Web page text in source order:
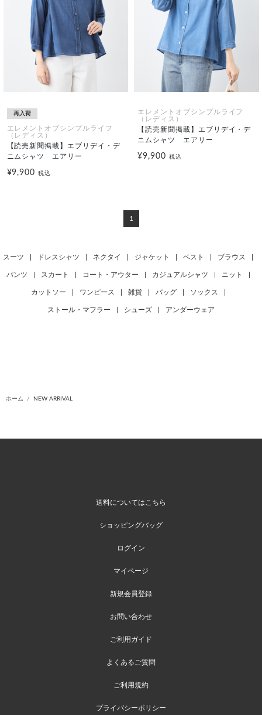
再入荷
エレメントオブシンプルライフ
（レディス）
【読売新聞掲載】エブリデイ・デ
ニムシャツ エアリー
¥9,900税込
エレメントオブシンプルライフ
（レディス）
【読売新聞掲載】エブリデイ・デ
ニムシャツ エアリー
¥9,900 税込
1
スーツ ドレスシャツ ネクタイ ジャケット ベスト ブラウス
パンツ スカート コート・アウター カジュアルシャツ ニット
カットソー ワンピース 雑貨 バッグ ソックス
ストール・マフラー シューズ アンダーウェア
ホーム NEW ARRIVAL
送料についてはこちら
ショッピングバッグ
ログイン
マイページ
新規会員登録
お問い合わせ
ご利用ガイド
よくあるご質問
ご利用規約
プライバシーポリシー